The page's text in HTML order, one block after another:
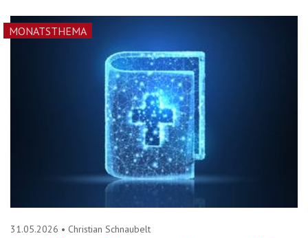
MONATSTHEMA
31.05.2026 • Christian Schnaubelt